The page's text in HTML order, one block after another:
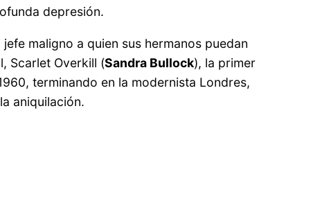
depresión.
maligno a quien sus hermanos puedan
Scarlet Overkill (Sandra Bullock), la primer
terminando en la modernista Londres,
aniquilación.